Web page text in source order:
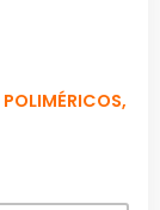
POLIMÉRICOS,